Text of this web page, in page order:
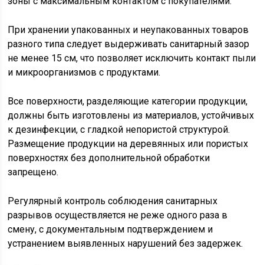
При хранении упакованных и неупакованных товаров
разного типа следует выдерживать санитарный зазор
не менее 15 см, что позволяет исключить контакт пыли
и микроорганизмов с продуктами.
Все поверхности, разделяющие категории продукции,
должны быть изготовлены из материалов, устойчивых
к дезинфекции, с гладкой непористой структурой.
Размещение продукции на деревянных или пористых
поверхностях без дополнительной обработки
запрещено.
Регулярный контроль соблюдения санитарных
разрывов осуществляется не реже одного раза в
смену, с документальным подтверждением и
устранением выявленных нарушений без задержек.